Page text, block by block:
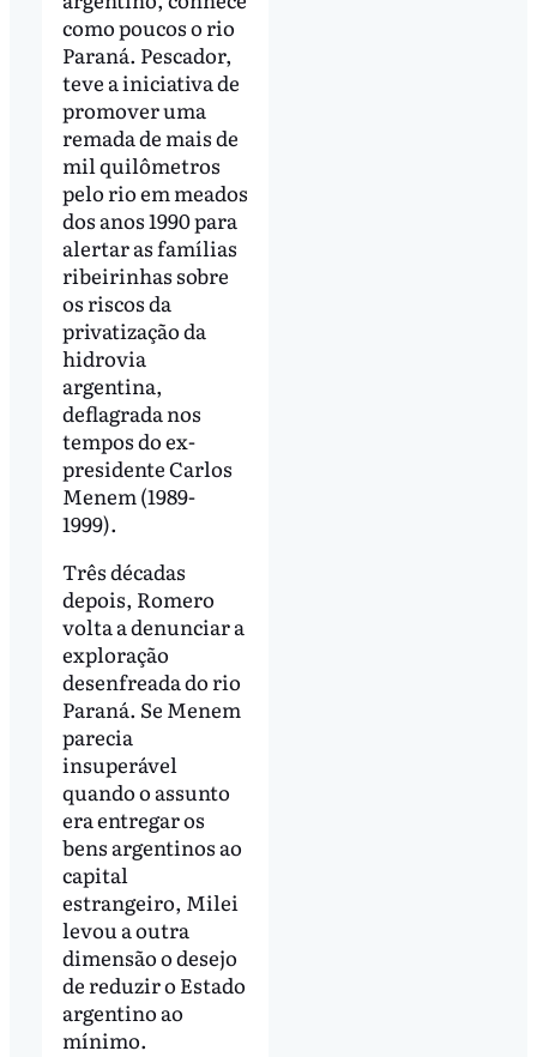
como poucos o rio
Paraná. Pescador,
teve a iniciativa de
promover uma
remada de mais de
mil quilômetros
pelo rio em meados
dos anos 1990 para
alertar as famílias
ribeirinhas sobre
os riscos da
privatização da
hidrovia
argentina,
deflagrada nos
tempos do ex-
presidente Carlos
Menem (1989-
1999).
Três décadas
depois, Romero
volta a denunciar a
exploração
desenfreada do rio
Paraná. Se Menem
parecia
insuperável
quando o assunto
era entregar os
bens argentinos ao
capital
estrangeiro, Milei
levou a outra
dimensão o desejo
de reduzir o Estado
argentino ao
mínimo.